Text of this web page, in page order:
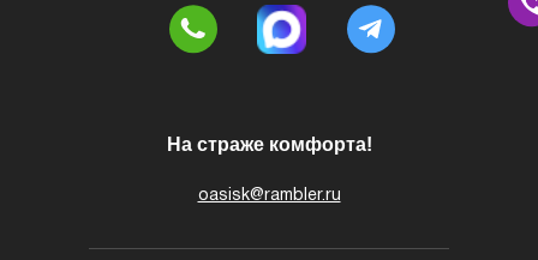
oasisk@rambler.ru
На страже комфорта!